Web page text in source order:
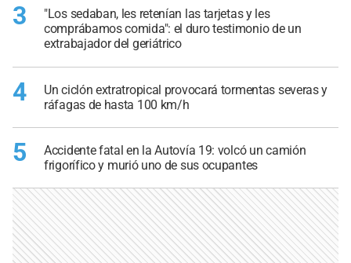
3
"Los sedaban, les retenían las tarjetas y les
comprábamos comida": el duro testimonio de un
extrabajador del geriátrico
4
Un ciclón extratropical provocará tormentas severas y
ráfagas de hasta 100 km/h
5
Accidente fatal en la Autovía 19: volcó un camión
frigorífico y murió uno de sus ocupantes